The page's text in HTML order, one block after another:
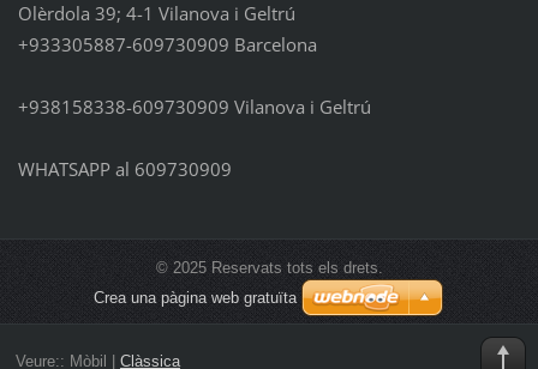
Olèrdola 39; 4-1 Vilanova i Geltrú
+933305887-609730909 Barcelona
+938158338-609730909 Vilanova i Geltrú
WHATSAPP al 609730909
© 2025 Reservats tots els drets.
Crea una pàgina web gratuïta
Veure:: Mòbil | Clàssica